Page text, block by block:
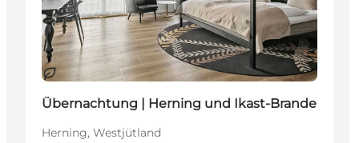
Nachhaltig
Übernachtung | Herning und Ikast-Brande
Herning, Westjütland